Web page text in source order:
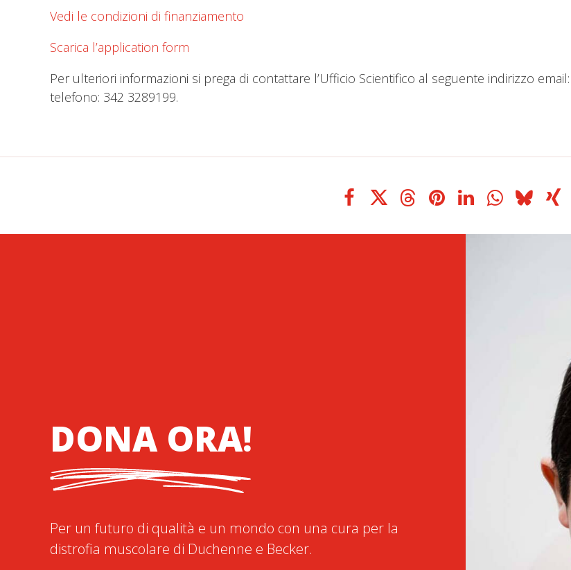
Vedi le condizioni di finanziamento
Scarica l’application form
Per ulteriori informazioni si prega di contattare l’Ufficio Scientifico al seguente indirizzo email:
telefono: 342 3289199.
DONA ORA!
Per un futuro di qualità e un mondo con una cura per la
distrofia muscolare di Duchenne e Becker.